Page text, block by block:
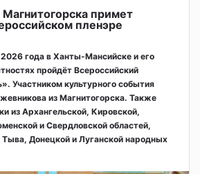
примет
пленэре
года в Ханты-Мансийске и его
пройдёт Всероссийский
Участником культурного события
из Магнитогорска. Также
из Архангельской, Кировской,
и Свердловской областей,
Донецкой и Луганской народных